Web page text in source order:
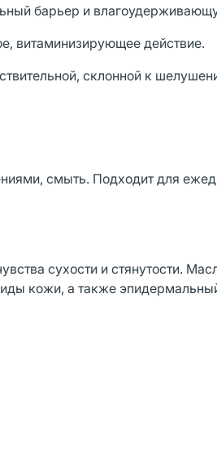
барьер и
витаминизирующее действие.
склонной к
смыть. Подходит для
сухости и стянутости.
кожи, а также